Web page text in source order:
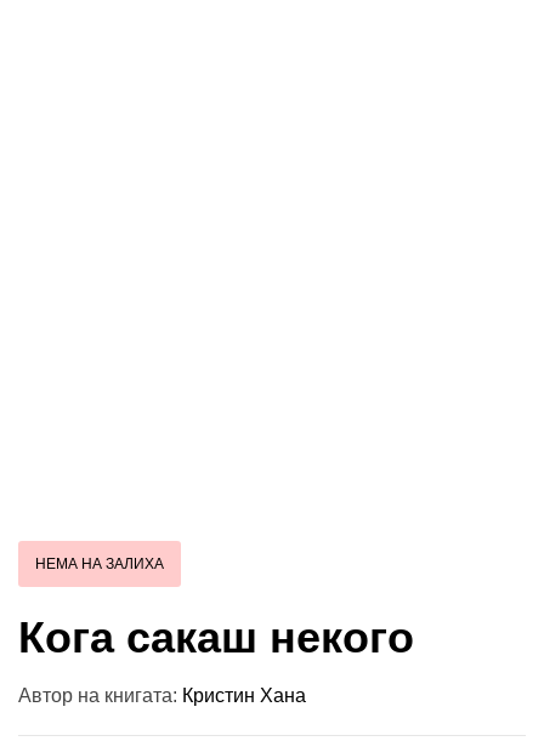
НЕМА НА ЗАЛИХА
Кога сакаш некого
Автор на книгата: Кристин Хана